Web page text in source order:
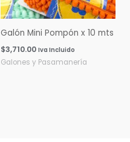
Galón Mini Pompón x 10 mts
$3,710.00 Iva Incluido
Galones y Pasamanería